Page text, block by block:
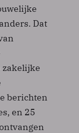
Dat
zakelijke
berichten
en 25